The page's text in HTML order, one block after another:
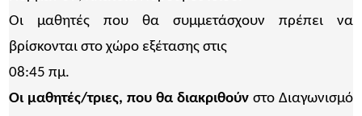
Οι μαθητές που θα συμμετάσχουν πρέπει να
βρίσκονται στο χώρο εξέτασης στις
08:45 πμ.
Οι μαθητές/τριες, που θα διακριθούνστο Διαγωνισμό